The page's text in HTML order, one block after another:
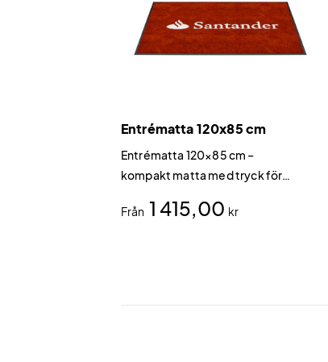
Entrématta 120x85 cm
Entrématta 120×85 cm –
kompakt matta med tryck för
i 120×85 cm är den perfekta
Från 1 415,00 kr